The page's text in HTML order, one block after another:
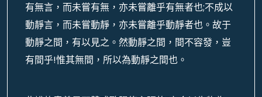
有無言，而未嘗有無，亦未嘗離乎有無者也;不成以
動靜言，而未嘗動靜，亦未嘗離乎動靜者也。故于
動靜之間，有以見之。然動靜之間，間不容發，豈
有間乎!惟其無間，所以為動靜之間也。